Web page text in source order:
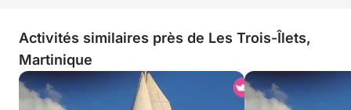
finalement été
le bateau tant
des souvenirs
revenir au plus
pour cette
Activités similaires près de Les Trois-Îlets,
Martinique